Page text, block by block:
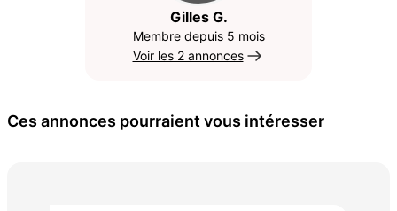
Gilles G.
Membre depuis 5 mois
Voir les 2 annonces
Ces annonces pourraient vous intéresser